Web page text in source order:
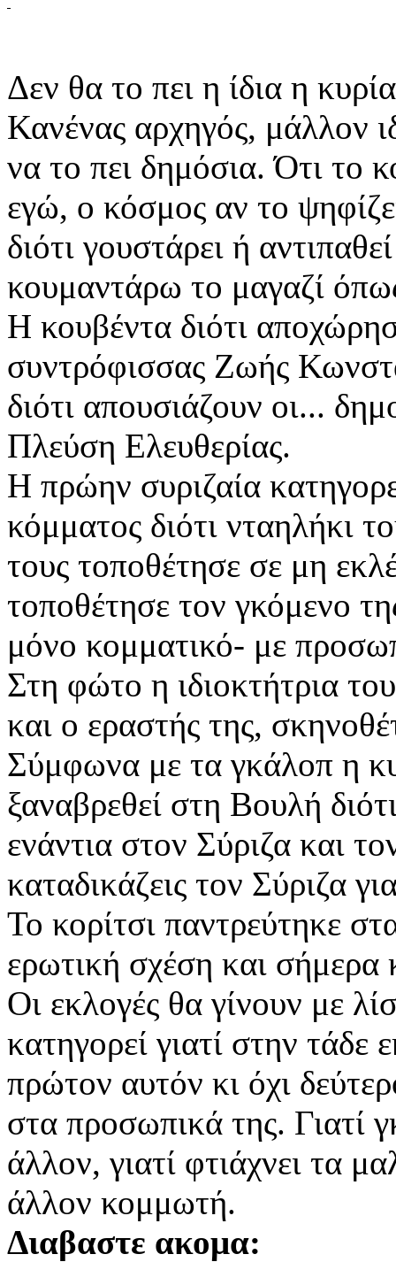
Δεν θα το πει η ίδια η
Κανένας αρχηγός, μάλλον
να το πει δημόσια. Ότι το
εγώ, ο κόσμος αν το
διότι γουστάρει ή
κουμαντάρω το μαγαζί
Η κουβέντα διότι
συντρόφισσας Ζωής
διότι απουσιάζουν οι...
Πλεύση Ελευθερίας.
Η πρώην συριζαία
κόμματος διότι νταηλήκι
τους τοποθέτησε σε μη
τοποθέτησε τον γκόμενο
μόνο κομματικό- με
Στη φώτο η ιδιοκτήτρια
και ο εραστής της,
Σύμφωνα με τα γκάλοπ η
ξαναβρεθεί στη Βουλή
ενάντια στον Σύριζα και
καταδικάζεις τον Σύριζα
Το κορίτσι παντρεύτηκε
ερωτική σχέση και
Οι εκλογές θα γίνουν με
κατηγορεί γιατί στην τάδε
πρώτον αυτόν κι όχι
στα προσωπικά της. Γιατί
άλλον, γιατί φτιάχνει τα
άλλον κομμωτή.
Διαβαστε ακομα: